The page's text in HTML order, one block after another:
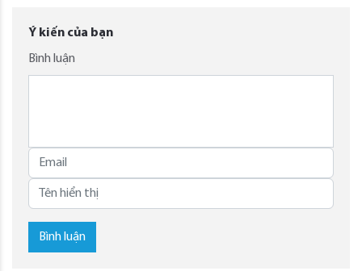
Ý kiến của bạn
Bình luận
Bình luận